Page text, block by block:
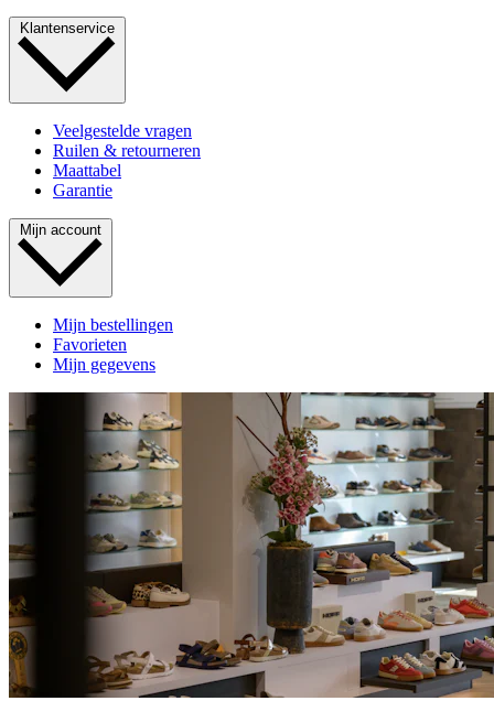
Klantenservice
Veelgestelde vragen
Ruilen & retourneren
Maattabel
Garantie
Mijn account
Mijn bestellingen
Favorieten
Mijn gegevens